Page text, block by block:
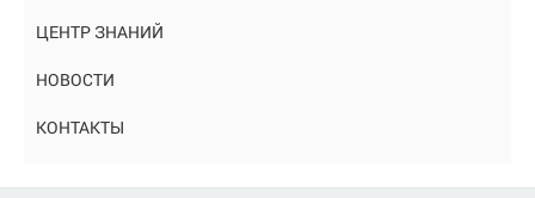
ЦЕНТР ЗНАНИЙ
НОВОСТИ
КОНТАКТЫ